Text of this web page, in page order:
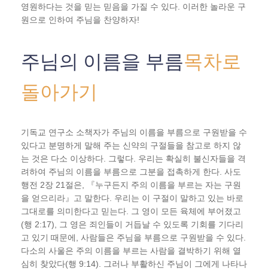
영원하다는 것을 믿는 믿음을 가질 수 있다. 이러한 놀라운 구
원으로 인하여 주님을 찬양하자!
주님의 이름을 부름목차로
돌아가기
기독교 연구소 소책자가 주님의 이름을 부름으로 구원받을 수
있다고 분명하게 말해 주는 신약의 구절들을 참고로 하지 않
는 것은 다소 이상하다. 그렇다. 우리는 확실히 불신자들을 격
려하여 주님의 이름을 부름으로 그분을 접촉하게 한다. 사도
행전 2장 21절은, 『누구든지 주의 이름을 부르는 자는 구원
을 얻으리라』고 말한다. 우리는 이 구절이 말하고 있는 바로
그대로를 의미한다고 믿는다. 그 영이 모든 육체에 부어졌고
(행 2:17), 그 영은 죄인들이 거듭날 수 있도록 기회를 기다리
고 있기 때문에, 사람들은 주님을 부름으로 구원받을 수 있다.
다소의 사울은 주의 이름을 부르는 사람을 결박하기 위해 열
심히 찾았다(행 9:14). 그러나 부활하신 주님이 그에게 나타나